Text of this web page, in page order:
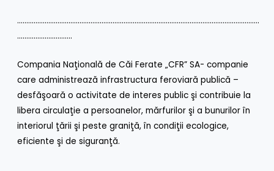
……………………………………………………………………………………………………………………
…………………………
Compania Naţională de Căi Ferate „CFR” SA- companie
care administrează infrastructura feroviară publică –
desfăşoară o activitate de interes public şi contribuie la
libera circulaţie a persoanelor, mărfurilor şi a bunurilor în
interiorul ţării şi peste graniţă, în condiţii ecologice,
eficiente şi de siguranţă.